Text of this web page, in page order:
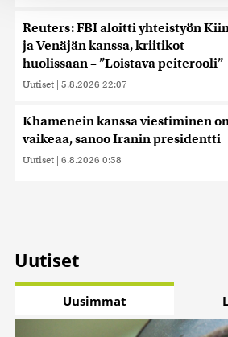
jaamme sosiaalisen median,
alan kumppaneillemme tietoja siitä,
sivustoamme. Kumppanimme
tietoja muihin tietoihin, joita olet
kerätty, kun olet käyttänyt heidän
Reuters: FBI aloitti yhteistyön
ja Venäjän kanssa, kriitikot
huolissaan – ”Loistava peiterooli”
Uutiset | 5.8.2026 22:07
Khamenein kanssa viestiminen
vaikeaa, sanoo Iranin presidentti
Uutiset | 6.8.2026 0:58
Uutiset
Uusimmat